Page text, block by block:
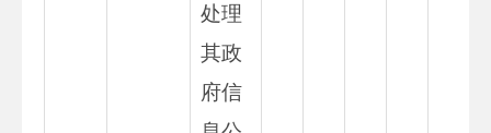
处理
其政
府信